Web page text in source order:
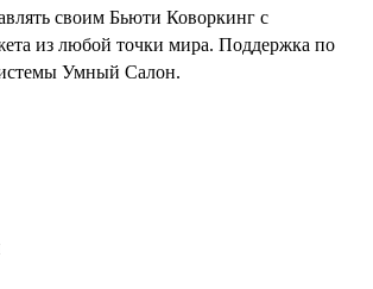
своим Бьюти Коворкинг с
из любой точки мира. Поддержка по
Умный Салон.